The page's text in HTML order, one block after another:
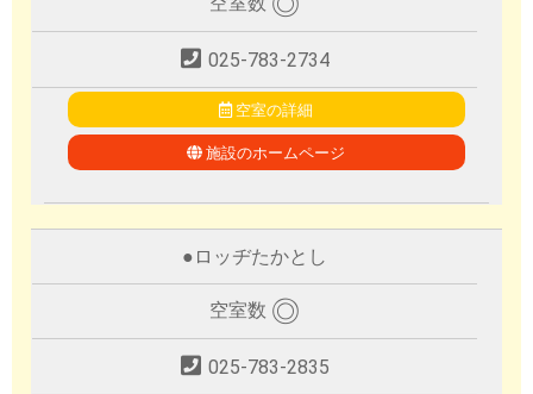
025-783-2734
空室の詳細
施設のホームページ
● ロッヂたかとし
空室数 ◎
025-783-2835